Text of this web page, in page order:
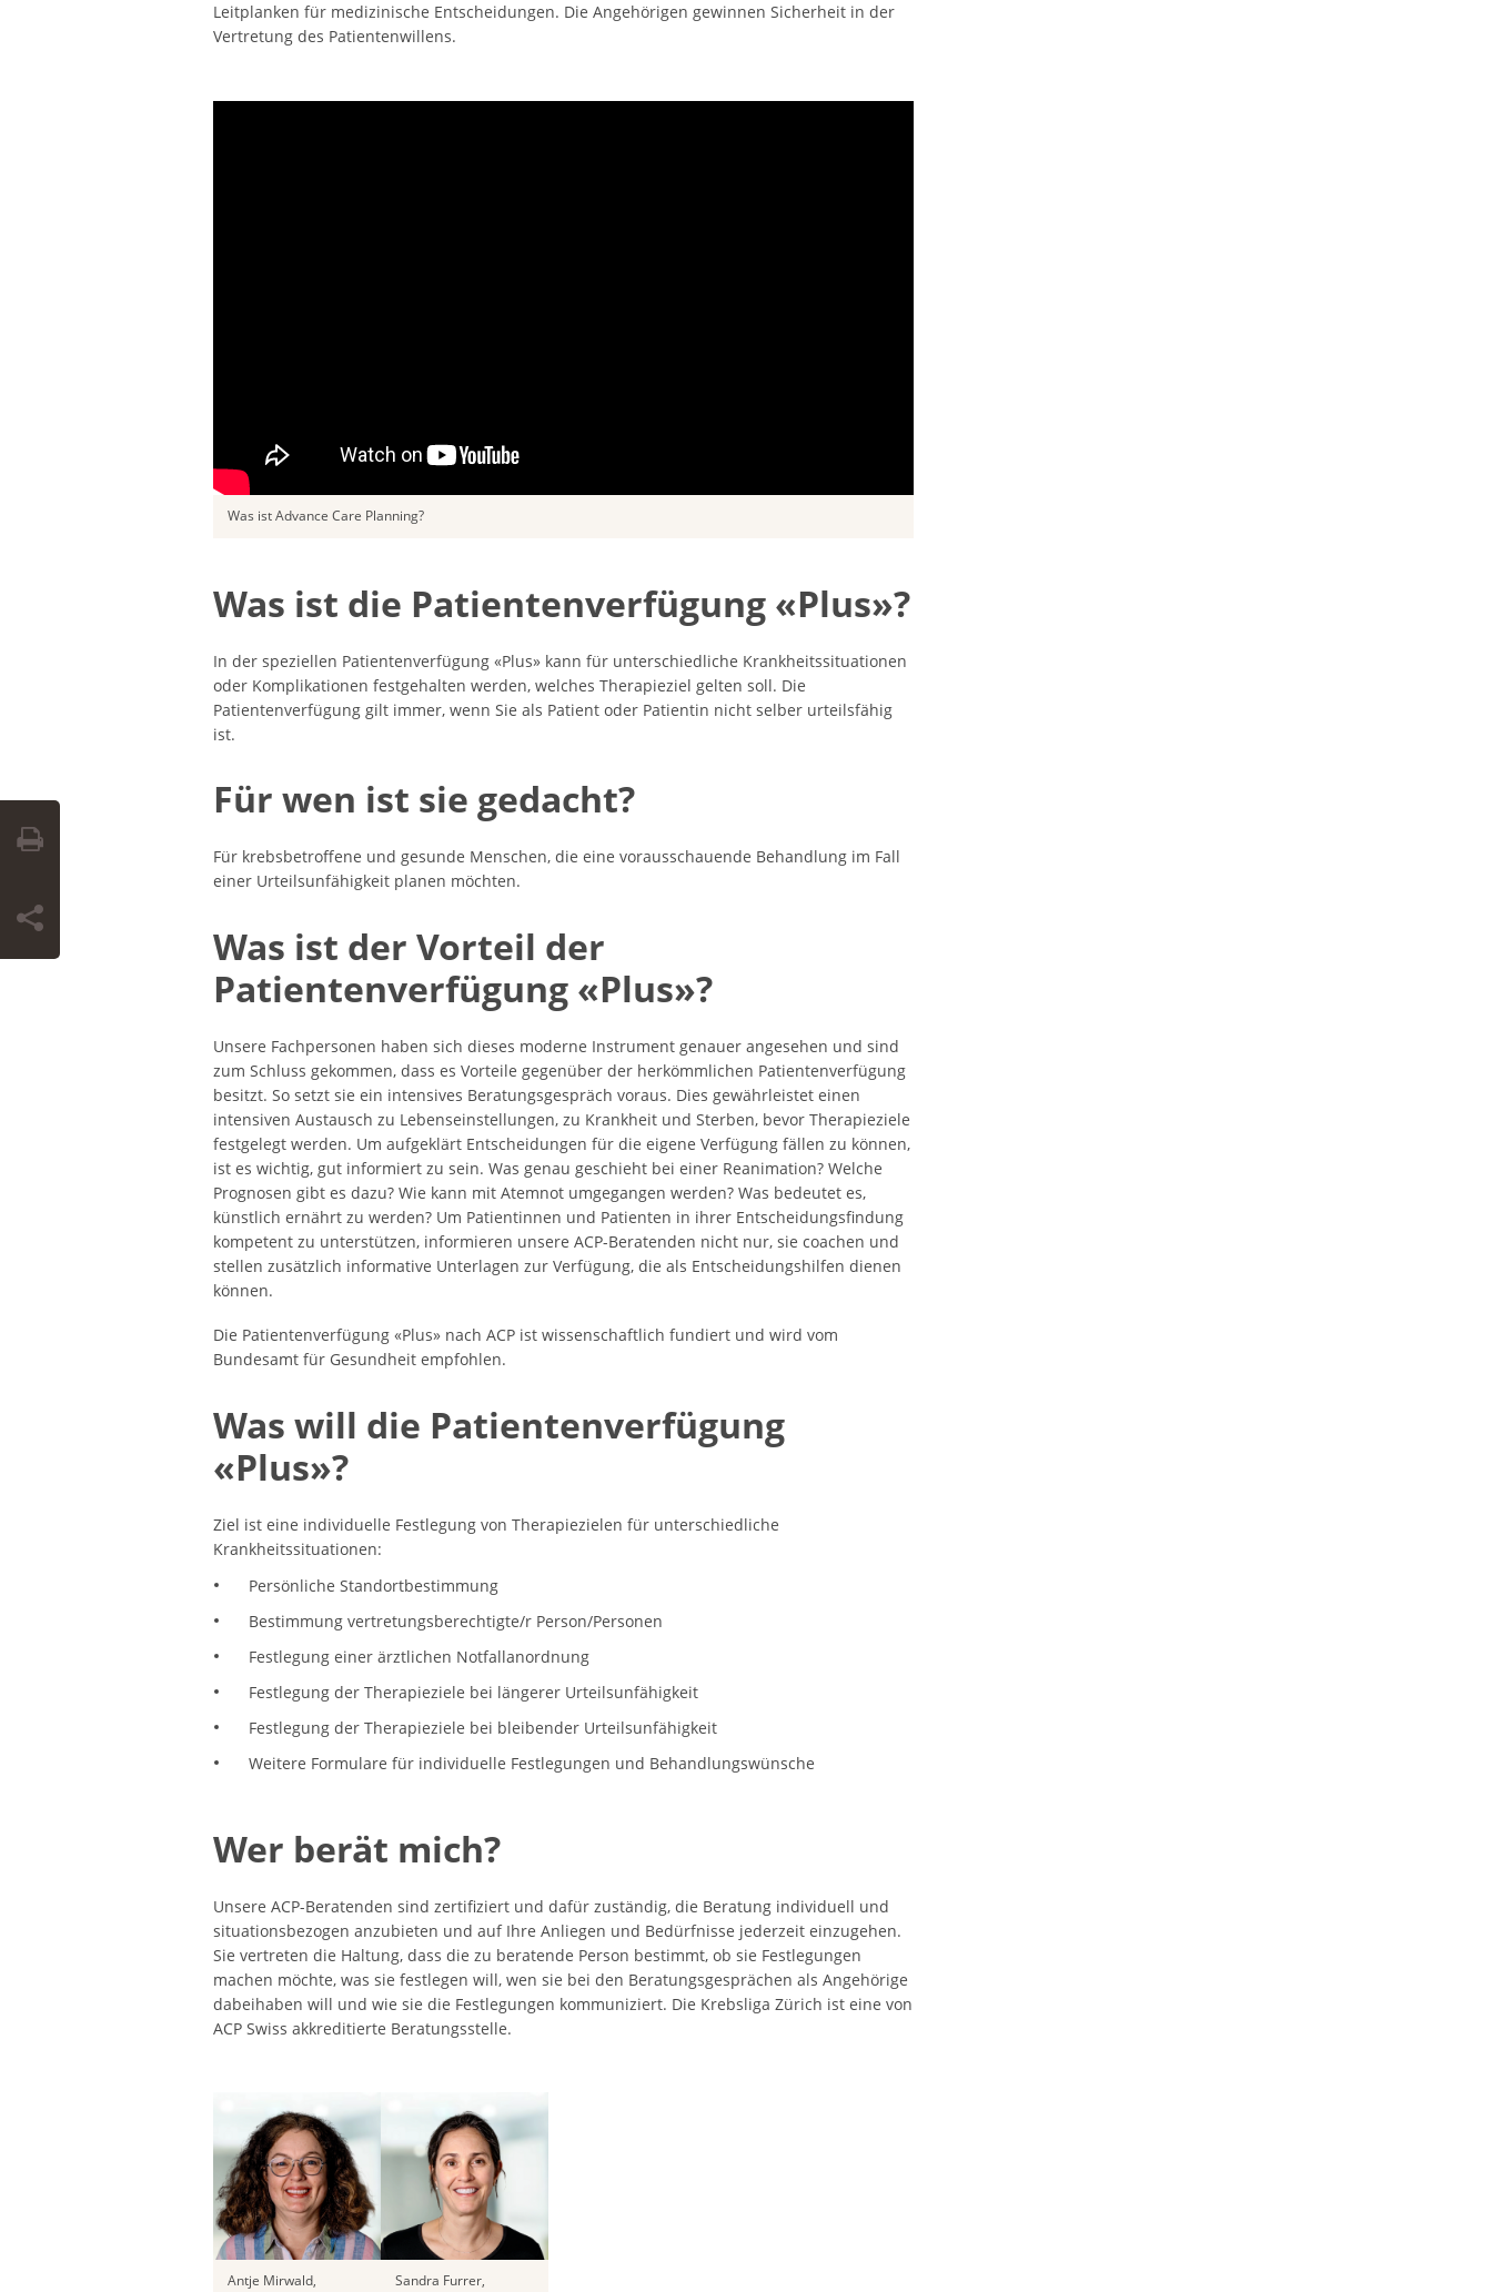
Leitplanken für medizinische Entscheidungen. Die Angehörigen gewinnen Sicherheit in der
Vertretung des Patientenwillens.
Was ist Advance Care Planning?
Was ist die Patientenverfügung «Plus»?
In der speziellen Patientenverfügung «Plus» kann für unterschiedliche Krankheitssituationen
oder Komplikationen festgehalten werden, welches Therapieziel gelten soll. Die
Patientenverfügung gilt immer, wenn Sie als Patient oder Patientin nicht selber urteilsfähig
ist.
Für wen ist sie gedacht?
Für krebsbetroffene und gesunde Menschen, die eine vorausschauende Behandlung im Fall
einer Urteilsunfähigkeit planen möchten.
Was ist der Vorteil der
Patientenverfügung «Plus»?
Unsere Fachpersonen haben sich dieses moderne Instrument genauer angesehen und sind
zum Schluss gekommen, dass es Vorteile gegenüber der herkömmlichen Patientenverfügung
besitzt. So setzt sie ein intensives Beratungsgespräch voraus. Dies gewährleistet einen
intensiven Austausch zu Lebenseinstellungen, zu Krankheit und Sterben, bevor Therapieziele
festgelegt werden. Um aufgeklärt Entscheidungen für die eigene Verfügung fällen zu können,
ist es wichtig, gut informiert zu sein. Was genau geschieht bei einer Reanimation? Welche
Prognosen gibt es dazu? Wie kann mit Atemnot umgegangen werden? Was bedeutet es,
künstlich ernährt zu werden? Um Patientinnen und Patienten in ihrer Entscheidungsfindung
kompetent zu unterstützen, informieren unsere ACP-Beratenden nicht nur, sie coachen und
stellen zusätzlich informative Unterlagen zur Verfügung, die als Entscheidungshilfen dienen
können.
Die Patientenverfügung «Plus» nach ACP ist wissenschaftlich fundiert und wird vom
Bundesamt für Gesundheit empfohlen.
Was will die Patientenverfügung
«Plus»?
Ziel ist eine individuelle Festlegung von Therapiezielen für unterschiedliche
Krankheitssituationen:
Persönliche Standortbestimmung
Bestimmung vertretungsberechtigte/r Person/Personen
Festlegung einer ärztlichen Notfallanordnung
Festlegung der Therapieziele bei längerer Urteilsunfähigkeit
Festlegung der Therapieziele bei bleibender Urteilsunfähigkeit
Weitere Formulare für individuelle Festlegungen und Behandlungswünsche
Wer berät mich?
Unsere ACP-Beratenden sind zertifiziert und dafür zuständig, die Beratung individuell und
situationsbezogen anzubieten und auf Ihre Anliegen und Bedürfnisse jederzeit einzugehen.
Sie vertreten die Haltung, dass die zu beratende Person bestimmt, ob sie Festlegungen
machen möchte, was sie festlegen will, wen sie bei den Beratungsgesprächen als Angehörige
dabeihaben will und wie sie die Festlegungen kommuniziert. Die Krebsliga Zürich ist eine von
ACP Swiss akkreditierte Beratungsstelle.
Antje Mirwald, Sandra Furrer,